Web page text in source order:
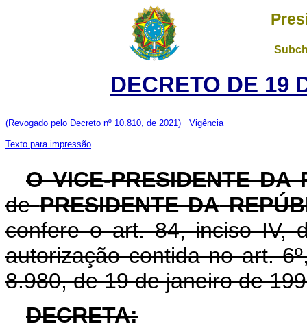
DECRETO DE 19
(Revogado pelo Decreto nº 10.810, de 2021) Vigência
Texto para impressão
O VICE-PRESIDENTE DA
dePRESIDENTE DA
confere o art. 84, inciso IV,
autorização contida no art.
8.980, de 19 de janeiro de
DECRETA: